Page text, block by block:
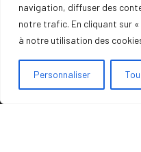
navigation, diffuser des
notre trafic. En cliquant sur
à notre utilisation des
Personnaliser
MobiFactory vous
place de vos projets
3 solutions :
. MobiCRM , le CRM